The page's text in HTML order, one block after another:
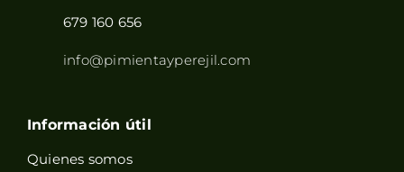
679 160 656
info@pimientayperejil.com
Información útil
Quienes somos